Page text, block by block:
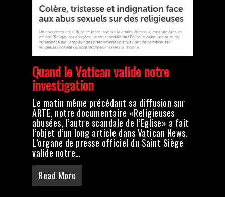
Quand le Vatican valide notre
investigation
Le matin même précédant sa diffusion sur
ARTE, notre documentaire «Religieuses
abusées, l’autre scandale de l’Eglise» a fait
l’objet d’un long article dans Vatican News.
L’organe de presse officiel du Saint Siège
valide notre…
Read More